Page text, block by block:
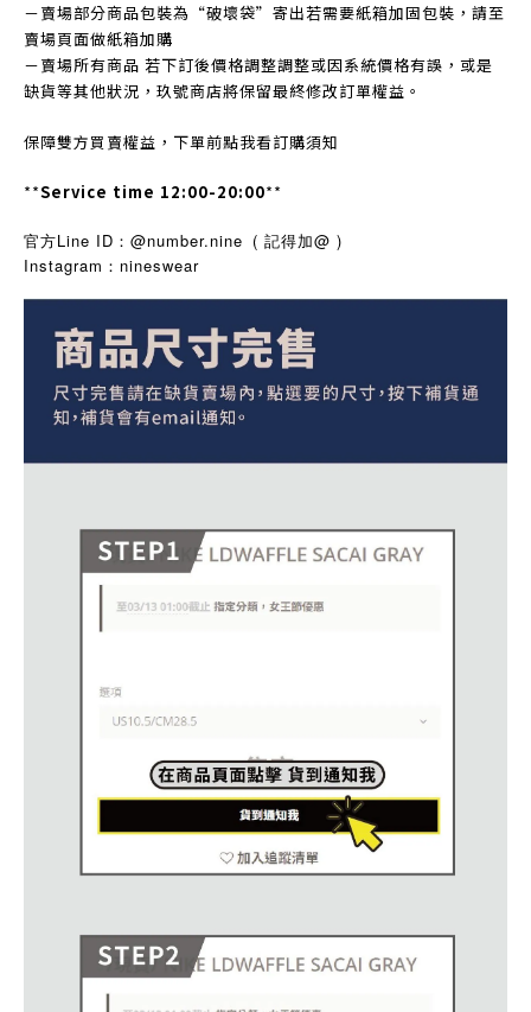
－賣場部分商品包裝為“破壞袋”寄出若需要紙箱加固包裝，請至
賣場頁面做紙箱加購
－賣場所有商品 若下訂後價格調整調整或因系統價格有誤，或是
缺貨等其他狀況，玖號商店將保留最終修改訂單權益。
保障雙方買賣權益，下單前點我看訂購須知
**Service time 12:00-20:00**
官方Line ID：@number.nine ( 記得加@ )
Instagram ： nineswear